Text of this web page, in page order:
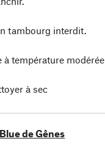
tambourg interdit.
à température modérée
à sec
Blue de Gênes